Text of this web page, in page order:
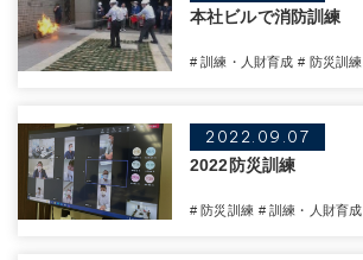
本社ビルで消防訓練
# 訓練・人財育成 # 防災訓練
2022.09.07
2022防災訓練
# 防災訓練 # 訓練・人財育成